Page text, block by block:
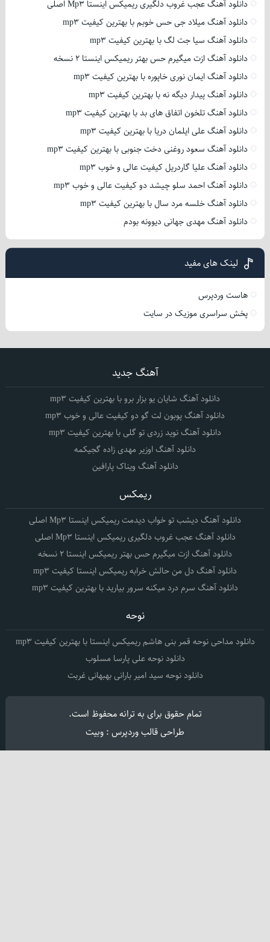
دانلود آهنگ عجب غروب دلگیری ریمیکس اینستا Mp3 اصلی
دانلود آهنگ میلاد جی حس خوبم با بهترین کیفیت mp3
دانلود آهنگ سیا جت لگ با بهترین کیفیت mp3
دانلود آهنگ ازت میگیرم حس بهتر ریمیکس اینستا 2 نسخه
دانلود آهنگ ایمان نوری خاپوره با بهترین کیفیت mp3
دانلود آهنگ پیدار دیگه نه با بهترین کیفیت mp3
دانلود آهنگ تلخون اتفاق های بد با بهترین کیفیت mp3
دانلود آهنگ علی ایلمان دریا با بهترین کیفیت mp3
دانلود آهنگ سعود روغنی دخت جنوبی با بهترین کیفیت mp3
دانلود آهنگ علیا گاردریل کیفیت عالی و خوب mp3
دانلود آهنگ احمد سلو چیشد دو کیفیت عالی و خوب mp3
دانلود آهنگ خلسه مرد سال با بهترین کیفیت mp3
دانلود آهنگ مهدی جهانی دیوونه بودم
لینک های مفید
هاست وردپرس
پخش سراسری موزیک در سایت
آهنگ جدید
دانلود آهنگ شایان یو بزار برو با بهترین کیفیت mp3
دانلود آهنگ پوبون لت گو دو کیفیت عالی و خوب mp3
دانلود آهنگ نوید زردی تو گلی با بهترین کیفیت mp3
دانلود آهنگ اوزیر مهدی زاده گجیکمه
دانلود آهنگ ویناک پارافین
ریمکس
دانلود آهنگ دیشب تو خواب دیدمت ریمیکس اینستا Mp3 اصلی
دانلود آهنگ عجب غروب دلگیری ریمیکس اینستا Mp3 اصلی
دانلود آهنگ ازت میگیرم حس بهتر ریمیکس اینستا 2 نسخه
دانلود آهنگ دل من حالش خرابه ریمیکس اینستا کیفیت mp3
دانلود آهنگ سرم درد میکنه سرور بیارید با بهترین کیفیت mp3
نوحه
دانلود مداحی نوحه قمر بنی هاشم ریمیکس اینستا با بهترین کیفیت mp3
دانلود نوحه علی پارسا مسلوب
دانلود نوحه سید امیر بارانی بهبهانی غربت
تمام حقوق برای به ترانهمحفوظ است.
طراحی قالب وردپرس : وبیت